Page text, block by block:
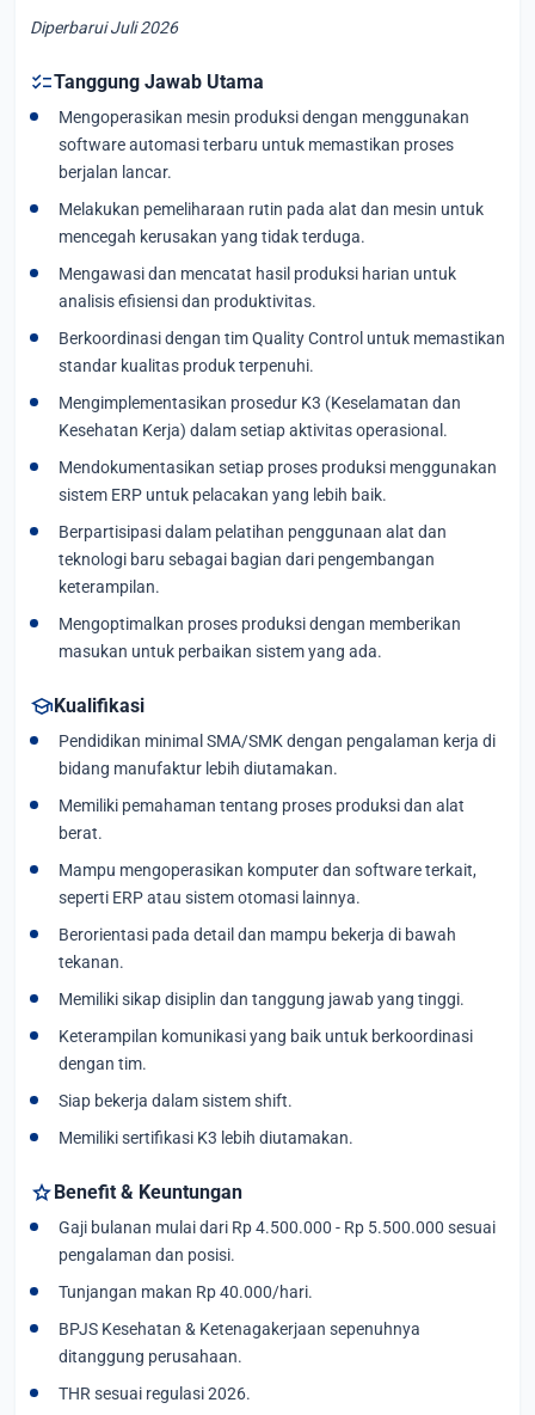
Diperbarui Juli 2026
checklistTanggung Jawab Utama
Mengoperasikan mesin produksi dengan menggunakan
software automasi terbaru untuk memastikan proses
berjalan lancar.
Melakukan pemeliharaan rutin pada alat dan mesin untuk
mencegah kerusakan yang tidak terduga.
Mengawasi dan mencatat hasil produksi harian untuk
analisis efisiensi dan produktivitas.
Berkoordinasi dengan tim Quality Control untuk memastikan
standar kualitas produk terpenuhi.
Mengimplementasikan prosedur K3 (Keselamatan dan
Kesehatan Kerja) dalam setiap aktivitas operasional.
Mendokumentasikan setiap proses produksi menggunakan
sistem ERP untuk pelacakan yang lebih baik.
Berpartisipasi dalam pelatihan penggunaan alat dan
teknologi baru sebagai bagian dari pengembangan
keterampilan.
Mengoptimalkan proses produksi dengan memberikan
masukan untuk perbaikan sistem yang ada.
schoolKualifikasi
Pendidikan minimal SMA/SMK dengan pengalaman kerja di
bidang manufaktur lebih diutamakan.
Memiliki pemahaman tentang proses produksi dan alat
berat.
Mampu mengoperasikan komputer dan software terkait,
seperti ERP atau sistem otomasi lainnya.
Berorientasi pada detail dan mampu bekerja di bawah
tekanan.
Memiliki sikap disiplin dan tanggung jawab yang tinggi.
Keterampilan komunikasi yang baik untuk berkoordinasi
dengan tim.
Siap bekerja dalam sistem shift.
Memiliki sertifikasi K3 lebih diutamakan.
starBenefit & Keuntungan
Gaji bulanan mulai dari Rp 4.500.000 - Rp 5.500.000 sesuai
pengalaman dan posisi.
Tunjangan makan Rp 40.000/hari.
BPJS Kesehatan & Ketenagakerjaan sepenuhnya
ditanggung perusahaan.
THR sesuai regulasi 2026.